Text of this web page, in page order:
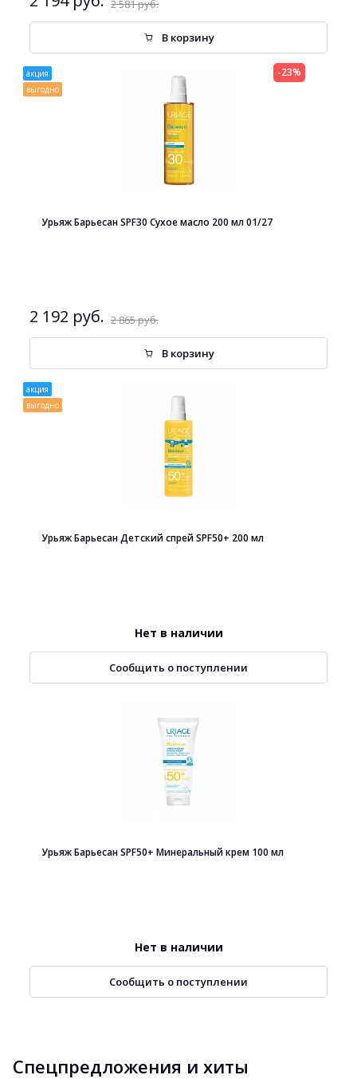
2 581 руб.
В корзину
акция
выгодно
Урьяж Барьесан SPF30 Сухое масло 200 мл 01/27
2 192 руб. 2 865 руб.
-23%
В корзину
акция
выгодно
Урьяж Барьесан Детский спрей SPF50+ 200 мл
Нет в наличии
Сообщить о поступлении
Урьяж Барьесан SPF50+ Минеральный крем 100 мл
Нет в наличии
Сообщить о поступлении
Спецпредложения и хиты